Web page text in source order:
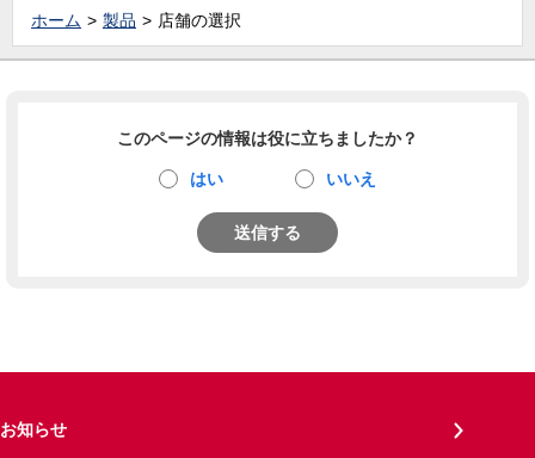
ホーム 製品 店舗の選択
このページの情報は役に立ちましたか？
はい いいえ
送信する
お知らせ